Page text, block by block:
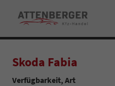
Skoda Fabia
Verfügbarkeit, Art